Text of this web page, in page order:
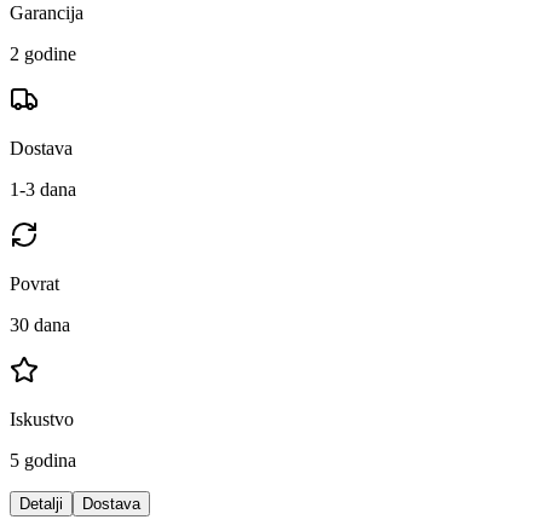
Garancija
2 godine
Dostava
1-3 dana
Povrat
30 dana
Iskustvo
5 godina
Detalji Dostava